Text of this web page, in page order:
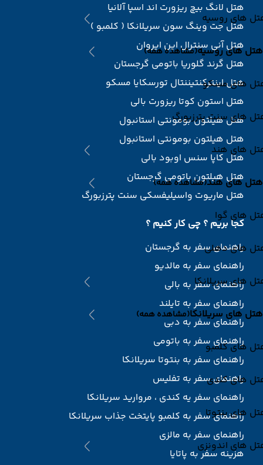
های روسیه
هتل های روسیه(مشاهده همه)
های مسکو
های سنت پترزبورگ
های هند
هتل های هند(مشاهده همه)
های گوا
های دهلی
های سریلانکا
هتل های سریلانکا(مشاهده همه)
های کلمبو
های کندی
های بنتوتا
های اندونزی
هتل لانگ بیچ ریزورت اند اسپا آلانیا
هتل جت وینگ سون سریلانکا ( کلمبو )
هتل آنی سنترال این ایروان
هتل گرند گلوریا باتومی گرجستان
هتل اینترکنتیننتال تورسکایا مسکو
هتل استون کوتا ریزورت بالی
هتل هیلتون بومونتی استانبول
هتل هیلتون بومونتی استانبول
هتل کاپا سنس اوبود بالی
هتل هیلتون باتومی گرجستان
هتل ماریوت واسیلیفسکی سنت پترزبورگ
کجا بریم ؟ چی کار کنیم ؟
راهنمای سفر به گرجستان
راهنمای سفر به مالدیو
راهنمای سفر به بالی
راهنمای سفر به تایلند
راهنمای سفر به دبی
راهنمای سفر به باتومی
راهنمای سفر به بنتوتا سریلانکا
راهنمای سفر به تفلیس
راهنمای سفر یه کندی ، مروارید سریلانکا
راهنمای سفر به کلمبو پایتخت جذاب سریلانکا
راهنمای سفر به مالزی
هزینه سفر به پاتایا